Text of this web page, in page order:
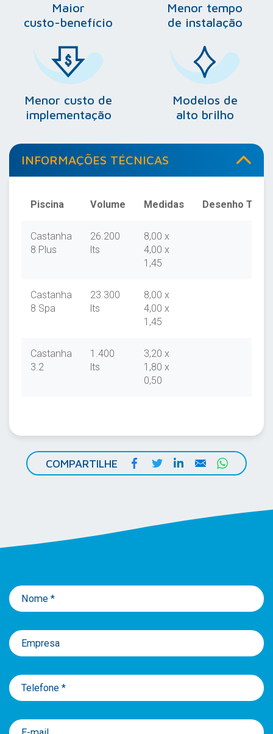
Maior
custo-benefício
Menor tempo
de instalação
Menor custo de
implementação
Modelos de
alto brilho
INFORMAÇÕES TÉCNICAS
Piscina Volume Medidas Desenho
Castanha
8 Plus
26.200
lts
8,00 x
4,00 x
1,45
Castanha
8 Spa
23.300
lts
8,00 x
4,00 x
1,45
Castanha
3.2
1.400
lts
3,20 x
1,80 x
0,50
COMPARTILHE FacebookTwitterLinkedIn
Email
Nome *
Empresa
Telefone *